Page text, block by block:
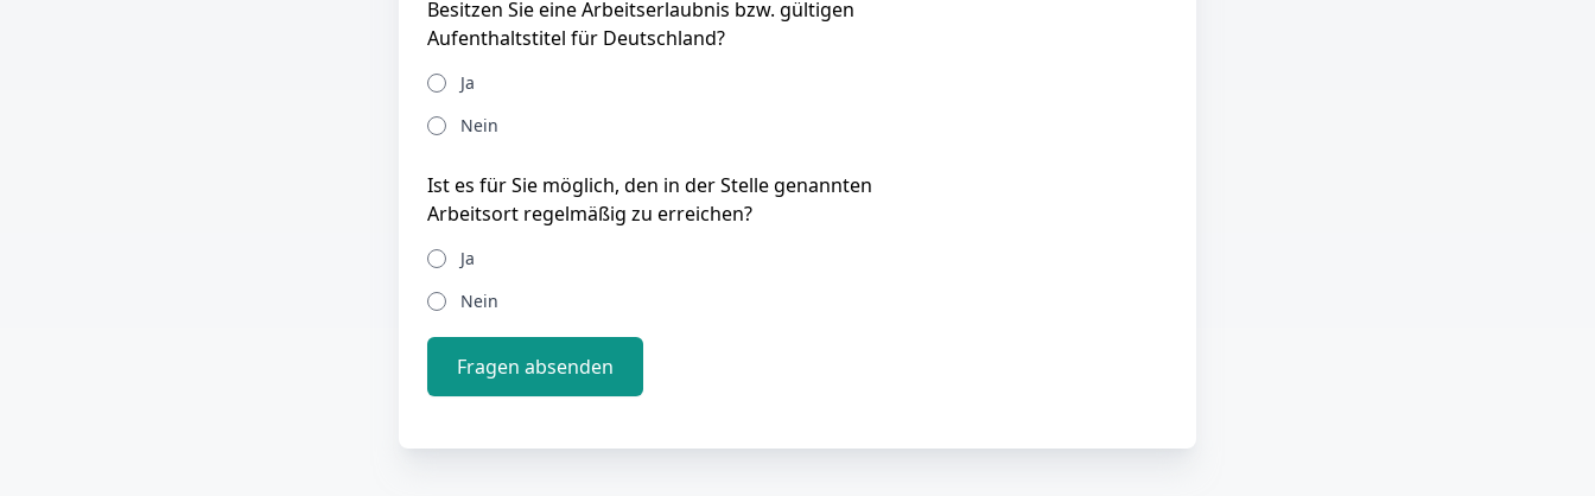
Besitzen Sie eine Arbeitserlaubnis bzw. gültigen
Aufenthaltstitel für Deutschland?
Ja
Nein
Ist es für Sie möglich, den in der Stelle genannten
Arbeitsort regelmäßig zu erreichen?
Ja
Nein
Fragen absenden